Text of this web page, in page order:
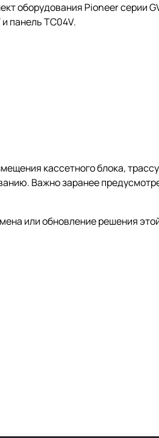
оборудования Pioneer серии
панель TC04V.
кассетного блока,
Важно заранее
или обновление решения